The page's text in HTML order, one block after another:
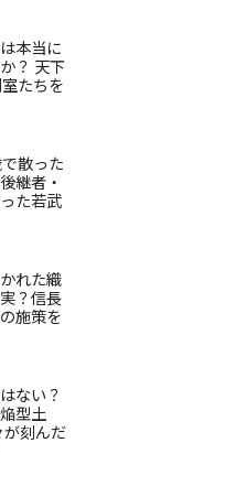
本当に
？ 天下
たちを
散った
継者・
た若武
れた織
？信長
施策を
ない？
型土
刻んだ